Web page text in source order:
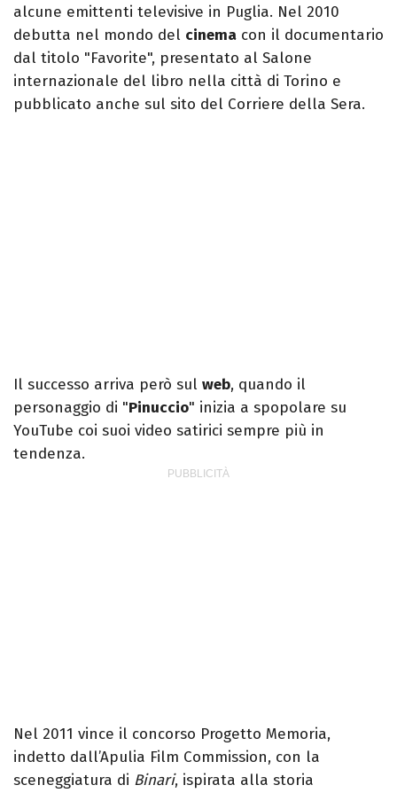
alcune emittenti televisive in Puglia. Nel 2010
debutta nel mondo del cinema con il documentario
dal titolo "Favorite", presentato al Salone
internazionale del libro nella città di Torino e
pubblicato anche sul sito del Corriere della Sera.
Il successo arriva però sul web, quando il
personaggio di "Pinuccio" inizia a spopolare su
YouTube coi suoi video satirici sempre più in
tendenza.
Nel 2011 vince il concorso Progetto Memoria,
indetto dall’Apulia Film Commission, con la
sceneggiatura di Binari, ispirata alla storia